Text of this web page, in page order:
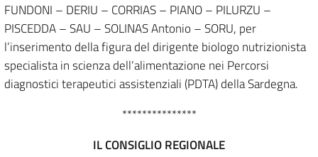
FUNDONI – DERIU – CORRIAS – PIANO – PILURZU –
PISCEDDA – SAU – SOLINAS Antonio – SORU, per
l’inserimento della figura del dirigente biologo nutrizionista
specialista in scienza dell’alimentazione nei Percorsi
diagnostici terapeutici assistenziali (PDTA) della Sardegna.
***************
IL CONSIGLIO REGIONALE